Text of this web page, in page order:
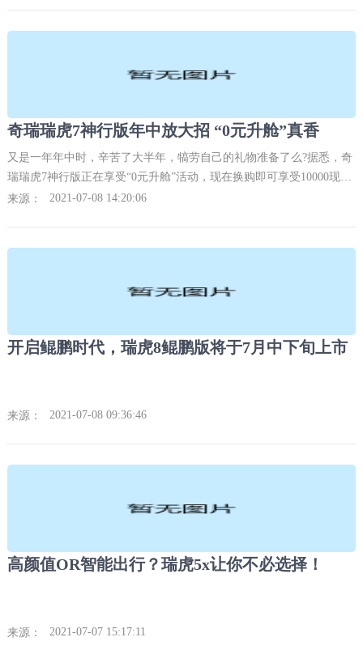
奇瑞瑞虎7神行版年中放大招 “0元升舱”真香
又是一年年中时，辛苦了大半年，犒劳自己的礼物准备了么?据悉，奇
瑞瑞虎7神行版正在享受“0元升舱”活动，现在换购即可享受10000现金
优惠、最高10000元的置换补贴，以及贷款5万元2年免息，如此实打实
来源： 2021-07-08 14:20:06
开启鲲鹏时代，瑞虎8鲲鹏版将于7月中下旬上市
来源： 2021-07-08 09:36:46
高颜值OR智能出行？瑞虎5x让你不必选择！
来源： 2021-07-07 15:17:11